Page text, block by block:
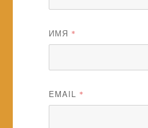
ИМЯ *
EMAIL *